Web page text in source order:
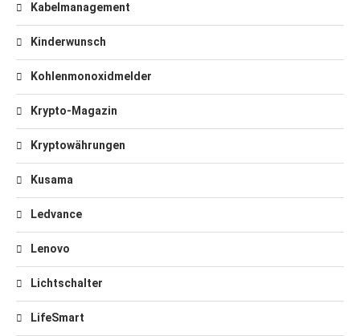
Kabelmanagement
Kinderwunsch
Kohlenmonoxidmelder
Krypto-Magazin
Kryptowährungen
Kusama
Ledvance
Lenovo
Lichtschalter
LifeSmart